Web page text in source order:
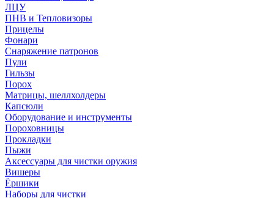
ЛЦУ
ПНВ и Тепловизоры
Прицелы
Фонари
Снаряжение патронов
Пули
Гильзы
Порох
Матрицы, шеллхолдеры
Капсюли
Оборудование и инструменты
Пороховницы
Прокладки
Пыжи
Аксессуары для чистки оружия
Вишеры
Ёршики
Наборы для чистки